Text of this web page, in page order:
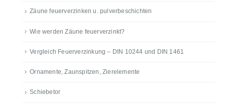
Zäune feuerverzinken u. pulverbeschichten
Wie werden Zäune feuerverzinkt?
Vergleich Feuerverzinkung – DIN 10244 und DIN 1461
Ornamente, Zaunspitzen, Zierelemente
Schiebetor